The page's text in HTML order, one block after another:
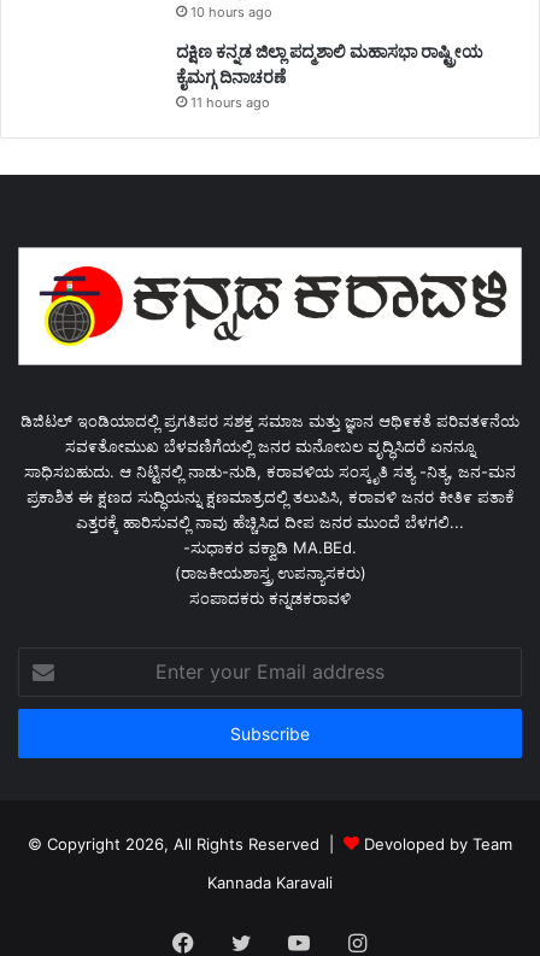
10 hours ago
ದಕ್ಷಿಣ ಕನ್ನಡ ಜಿಲ್ಲಾ ಪದ್ಮಶಾಲಿ ಮಹಾಸಭಾ ರಾಷ್ಟ್ರೀಯ
ಕೈಮಗ್ಗ ದಿನಾಚರಣೆ
11 hours ago
ಡಿಜಿಟಲ್ ಇಂಡಿಯಾದಲ್ಲಿ ಪ್ರಗತಿಪರ ಸಶಕ್ತ ಸಮಾಜ ಮತ್ತು ಜ್ಞಾನ ಆಥಿ೯ಕತೆ ಪರಿವತ೯ನೆಯ
ಸವ೯ತೋಮುಖ ಬೆಳವಣಿಗೆಯಲ್ಲಿ ಜನರ ಮನೋಬಲ ವೃದ್ಧಿಸಿದರೆ ಏನನ್ನೂ
ಸಾಧಿಸಬಹುದು. ಆ ನಿಟ್ಟಿನಲ್ಲಿ ನಾಡು-ನುಡಿ, ಕರಾವಳಿಯ ಸಂಸ್ಕೃತಿ ಸತ್ಯ -ನಿತ್ಯ, ಜನ-ಮನ
ಪ್ರಕಾಶಿತ ಈ ಕ್ಷಣದ ಸುದ್ಧಿಯನ್ನು ಕ್ಷಣಮಾತ್ರದಲ್ಲಿ ತಲುಪಿಸಿ, ಕರಾವಳಿ ಜನರ ಕೀತಿ೯ ಪತಾಕೆ
ಎತ್ತರಕ್ಕೆ ಹಾರಿಸುವಲ್ಲಿ ನಾವು ಹೆಚ್ಚಿಸಿದ ದೀಪ ಜನರ ಮುಂದೆ ಬೆಳಗಲಿ...
-ಸುಧಾಕರ ವಕ್ವಾಡಿ MA.BEd.
(ರಾಜಕೀಯಶಾಸ್ತ್ರ ಉಪನ್ಯಾಸಕರು)
ಸಂಪಾದಕರು ಕನ್ನಡಕರಾವಳಿ
your
Email
© Copyright 2026, All Rights Reserved |
Devoloped by Team
Kannada Karavali
Facebook
TwitterYouTubeInstagram